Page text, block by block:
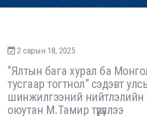
2 сарын 18, 2025
“Ялтын бага хурал ба
тусгаар тогтнол” сэдэвт
шинжилгээний нийтлэлийн
оюутан М.Тамир түрүүллээ